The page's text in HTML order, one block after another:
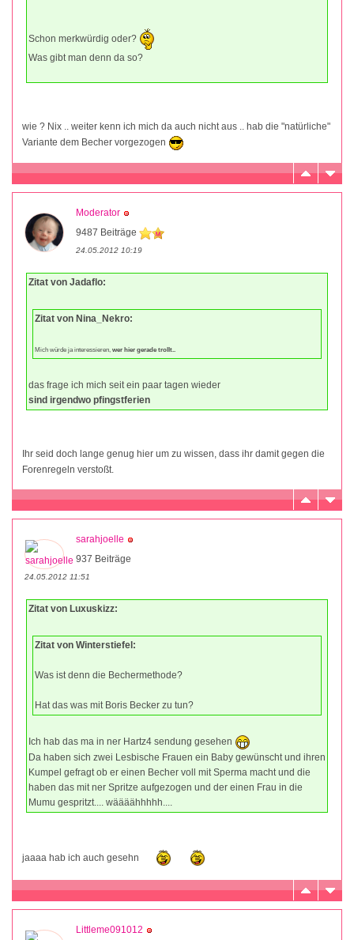
Schon merkwürdig oder?
Was gibt man denn da so?
wie ? Nix .. weiter kenn ich mich da auch nicht aus .. hab die "natürliche"
Variante dem Becher vorgezogen
Moderator
9487 Beiträge
24.05.2012 10:19
Zitat von Jadaflo:
Zitat von Nina_Nekro:
Mich würde ja interessieren, wer hier gerade trollt..
das frage ich mich seit ein paar tagen wieder
sind irgendwo pfingstferien
Ihr seid doch lange genug hier um zu wissen, dass ihr damit gegen die
Forenregeln verstoßt.
sarahjoelle
937 Beiträge
24.05.2012 11:51
Zitat von Luxuskizz:
Zitat von Winterstiefel:
Was ist denn die Bechermethode?
Hat das was mit Boris Becker zu tun?
Ich hab das ma in ner Hartz4 sendung gesehen
Da haben sich zwei Lesbische Frauen ein Baby gewünscht und ihren
Kumpel gefragt ob er einen Becher voll mit Sperma macht und die
haben das mit ner Spritze aufgezogen und der einen Frau in die
Mumu gespritzt.... wäääähhhhh....
jaaaa hab ich auch gesehn
Littleme091012